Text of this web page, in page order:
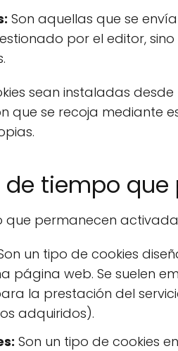
Son aquellas que se
por el editor,
sean instaladas
que se recoja mediante
de tiempo
que permanecen
un tipo de cookies
página web. Se suelen
la prestación del
adquiridos).
Son un tipo de cookies